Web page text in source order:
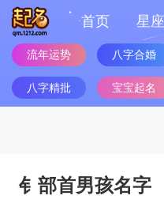
首页 星座
流年运势 八字合婚
八字精批 宝宝起名
钅部首男孩名字